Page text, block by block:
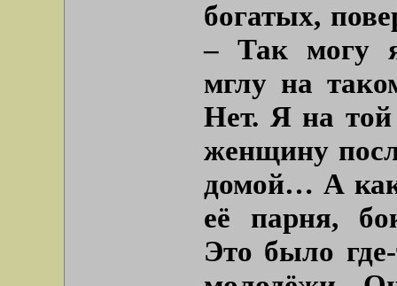
богатых,
– Так могу я
мглу на
Нет. Я на той
женщину
домой… А
её парня,
Это было